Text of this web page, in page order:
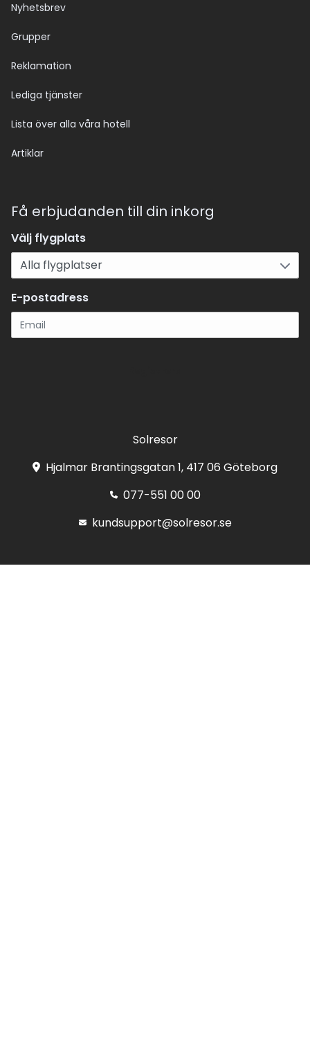
Nyhetsbrev
Grupper
Reklamation
Lediga tjänster
Lista över alla våra hotell
Artiklar
Få erbjudanden till din inkorg
Välj flygplats
E-postadress
Solresor
Hjalmar Brantingsgatan 1, 417 06 Göteborg
077-551 00 00
kundsupport@solresor.se